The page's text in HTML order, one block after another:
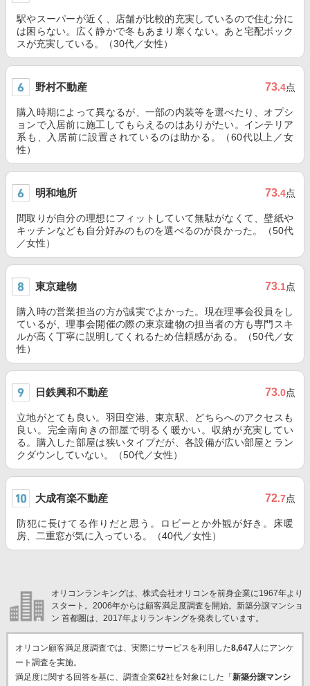
駅やスーパーが近く、店舗が比較的充実しているので住む分に
は困らない。広く静かで冬もあまり寒くない。あと宅配ボック
スが充実している。（30代／女性）
野村不動産 73.4点
購入時期によって異なるが、一部の内装等を選べたり、オプシ
ョンで入居前に施工してもらえるのはありがたい。インテリア
系も、入居前に設置されているのは助かる。（60代以上／女
性）
明和地所 73.4点
間取りが自分の理想にフィットしていて無駄がなくて、壁紙や
キッチンなども自分好みのものを選べるのが良かった。（50代
／女性）
東京建物 73.1点
購入時の営業担当の方が誠実でよかった。現在理事会役員をし
ているが、理事会開催の際の東京建物の担当者の方も専門スキ
ルが高く丁寧に説明してくれるため信頼感がある。（50代／女
性）
日鉄興和不動産 73.0点
立地がとても良い。羽田空港、東京駅、どちらへのアクセスも
良い。完全南向きの部屋で明るく暖かい。収納が充実してい
る。購入した部屋は狭いタイプだが、各設備が広い部屋とラン
クダウンしていない。（50代／女性）
大成有楽不動産 72.7点
防犯に長けてる作りだと思う。ロビーとか外観が好き。床暖
房、二重窓が気に入っている。（40代／女性）
オリコンランキングは、株式会社オリコンを前身企業に1967年より
スタート。2006年からは顧客満足度調査を開始。新築分譲マンショ
ン 首都圏は、2017年よりランキングを発表しています。
オリコン顧客満足度調査では、実際にサービスを利用した8,647人にアンケ
ート調査を実施。
満足度に関する回答を基に、調査企業62社を対象にした「 新築分譲マンシ